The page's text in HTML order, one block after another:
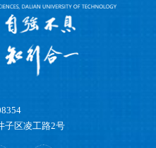
子区凌工路2号